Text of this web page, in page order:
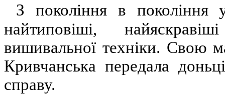
З покоління в покоління
найтиповіші,
вишивальної техніки. Свою
Кривчанська передала
справу.